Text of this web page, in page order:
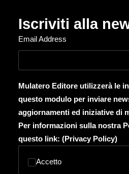
Iscriviti alla
Email Address
Mulatero Editore utilizzerà le
questo modulo per inviare
aggiornamenti ed iniziative di
Per informazioni sulla nostra
questo link: (Privacy Policy)
Accetto